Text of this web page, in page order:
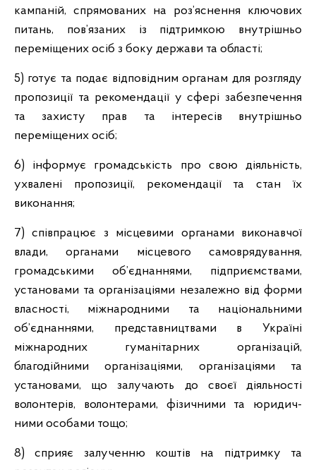
кампаній, спрямованих на роз’яснення ключових
питань, пов’язаних із підтримкою внутрішньо
переміщених осіб з боку держави та області;
5) готує та подає відповідним органам для розгляду
пропозиції та рекомендації у сфері забезпечення
та захисту прав та інтересів внутрішньо
переміщених осіб;
6) інформує громадськість про свою діяльність,
ухвалені пропозиції, рекомендації та стан їх
виконання;
7) співпрацює з місцевими органами виконавчої
влади, органами місцевого самоврядування,
громадськими об’єднаннями, підприємствами,
установами та організаціями незалежно від форми
власності, міжнародними та національними
об’єднаннями, представництвами в Україні
міжнародних гуманітарних організацій,
благодійними організаціями, організаціями та
установами, що залучають до своєї діяльності
волонтерів, волонтерами, фізичними та юридич-
ними особами тощо;
8) сприяє залученню коштів на підтримку та